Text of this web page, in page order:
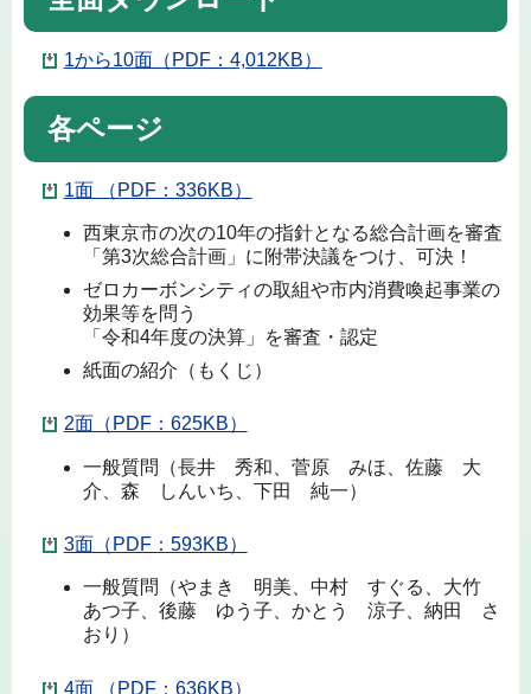
1から10面（PDF：4,012KB）
各ページ
1面 （PDF：336KB）
西東京市の次の10年の指針となる総合計画を審査
「第3次総合計画」に附帯決議をつけ、可決！
ゼロカーボンシティの取組や市内消費喚起事業の
効果等を問う
「令和4年度の決算」を審査・認定
紙面の紹介（もくじ）
2面（PDF：625KB）
一般質問（長井 秀和、菅原 みほ、佐藤 大
介、森 しんいち、下田 純一）
3面（PDF：593KB）
一般質問（やまき 明美、中村 すぐる、大竹
あつ子、後藤 ゆう子、かとう 涼子、納田 さ
おり）
4面 （PDF：636KB）